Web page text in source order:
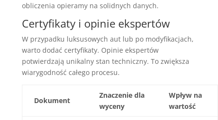
obliczenia opieramy na solidnych danych.
Certyfikaty i opinie ekspertów
W przypadku luksusowych aut lub po modyfikacjach,
warto dodać certyfikaty. Opinie ekspertów
potwierdzają unikalny stan techniczny. To zwiększa
wiarygodność całego procesu.
Dokument
Znaczenie dla
wyceny
Wpływ na
wartość